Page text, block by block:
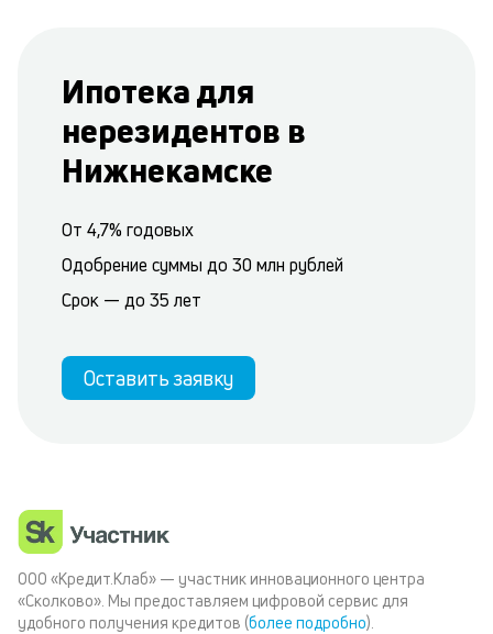
Ипотека для
нерезидентов в
Нижнекамске
От 4,7% годовых
Одобрение суммы до 30 млн рублей
Срок — до 35 лет
Оставить заявку
ООО «Кредит.Клаб» — участник инновационного центра
«Сколково». Мы предоставляем цифровой сервис для
удобного получения кредитов (более подробно).